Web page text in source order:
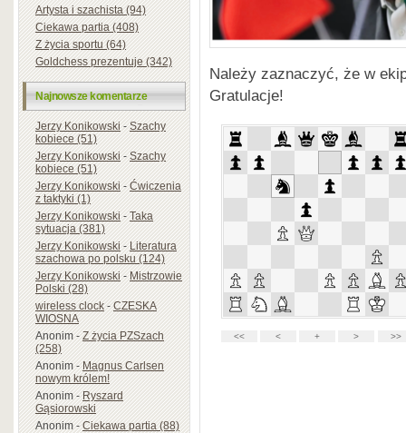
Artysta i szachista (94)
Ciekawa partia (408)
Z życia sportu (64)
Goldchess prezentuje (342)
Najnowsze komentarze
Jerzy Konikowski-Szachy
kobiece (51)
Jerzy Konikowski-Szachy
kobiece (51)
Jerzy Konikowski-Ćwiczenia
z taktyki (1)
Jerzy Konikowski-Taka
sytuacja (381)
Jerzy Konikowski-Literatura
szachowa po polsku (124)
Jerzy Konikowski-Mistrzowie
Polski (28)
wireless clock-CZESKA
WIOSNA
Anonim-Z życia PZSzach
(258)
Anonim-Magnus Carlsen
nowym królem!
Anonim-Ryszard
Gąsiorowski
Anonim-Ciekawa partia (88)
Należy zaznaczyć, że w
Gratulacje!